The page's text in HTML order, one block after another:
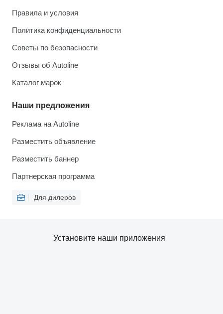
Правила и условия
Политика конфиденциальности
Советы по безопасности
Отзывы об Autoline
Каталог марок
Наши предложения
Реклама на Autoline
Разместить объявление
Разместить баннер
Партнерская программа
Для дилеров
Установите наши приложения